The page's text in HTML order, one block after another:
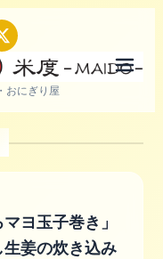
おにぎり屋
ヨ玉子巻き」
生姜の炊き込み